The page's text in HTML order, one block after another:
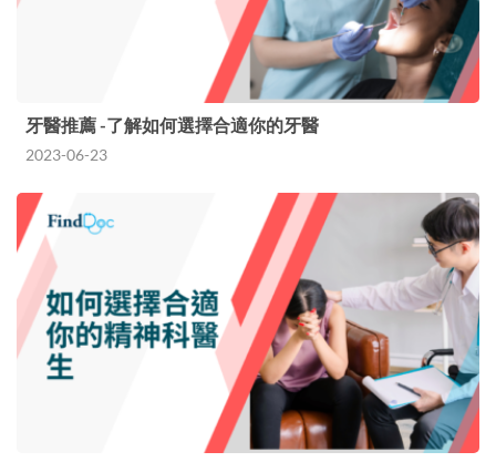
牙醫推薦 -了解如何選擇合適你的牙醫
2023-06-23